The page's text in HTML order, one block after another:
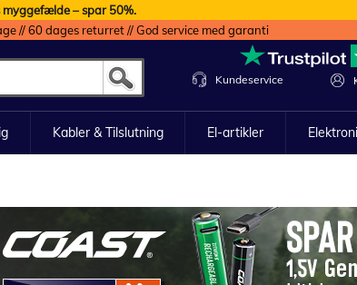
– spar 50%.
// 60 dages returret // God service med garanti
Kundeservice
Kabler & Tilslutning El-artikler